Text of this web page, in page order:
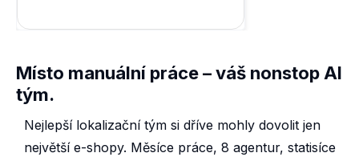
Místo manuální práce – váš nonstop AI
tým.
Nejlepší lokalizační tým si dříve mohly dovolit jen
největší e-shopy. Měsíce práce, 8 agentur, statisíce